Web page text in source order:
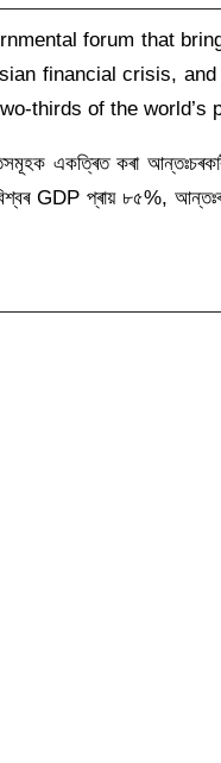
forum that
financial crisis,
thirds of the world’s
একত্ৰিত কৰা
GDP প্ৰায় ৮৫%,